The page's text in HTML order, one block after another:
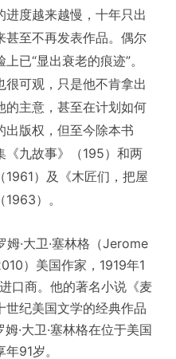
进度越来越慢，十年只出
甚至不再发表作品。偶尔
已“显出衰老的痕迹”。
可观，只是他不肯拿出
的主意，甚至在计划如何
出版权，但至今除本书
《九故事》（195）和两
）及《木匠们，把屋
）。
姆·大卫·塞林格（Jerome
）美国作家，1919年1
口商。他的著名小说《麦
世纪美国文学的经典作品
·大卫·塞林格在位于美国
91岁。